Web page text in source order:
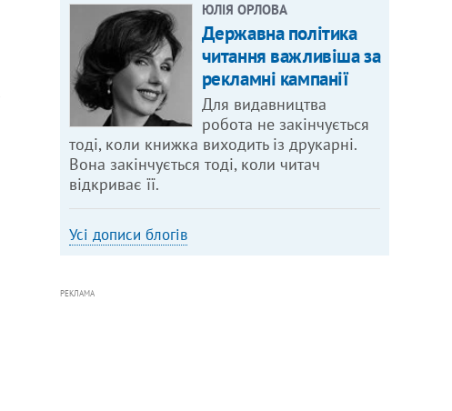
ЮЛІЯ ОРЛОВА
Державна політика
читання важливіша за
рекламні кампанії
Для видавництва
робота не закінчується
тоді, коли книжка виходить із друкарні.
Вона закінчується тоді, коли читач
відкриває її.
Усі дописи блогів
РЕКЛАМА